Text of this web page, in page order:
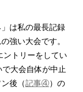
は私の最長記録
強い大会です。
ントリーをしてい
大会自体が中止
後（記事④）の